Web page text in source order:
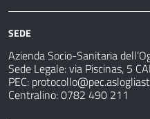
SEDE
Azienda Socio-Sanitaria
Sede Legale: via Piscinas, 5
PEC:
Centralino: 0782 490 211